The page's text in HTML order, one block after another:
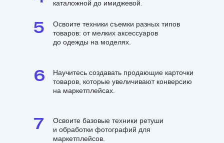
7
6
5
каталожной до имиджевой.
Освоите техники съемки разных типов
товаров: от мелких аксессуаров
до одежды на моделях.
Освоите базовые техники ретуши
и обработки фотографий для
маркетплейсов.
Научитесь создавать продающие карточки
товаров, которые увеличивают конверсию
на маркетплейсах.